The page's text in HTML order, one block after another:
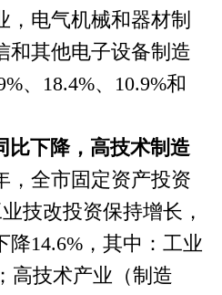
，电气机械和器材制
和其他电子设备制造
、18.4%、10.9%和
比下降，高技术制造
，全市固定资产投资
技改投资保持增长，
降14.6%，其中：工业
高技术产业（制造